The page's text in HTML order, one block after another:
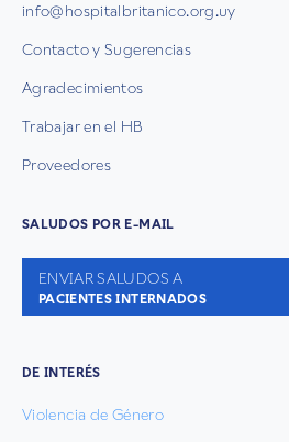
info@hospitalbritanico.org.uy
Contacto y Sugerencias
Agradecimientos
Trabajar en el HB
Proveedores
SALUDOS POR E-MAIL
ENVIAR SALUDOS A
PACIENTES INTERNADOS
DE INTERÉS
Violencia de Género